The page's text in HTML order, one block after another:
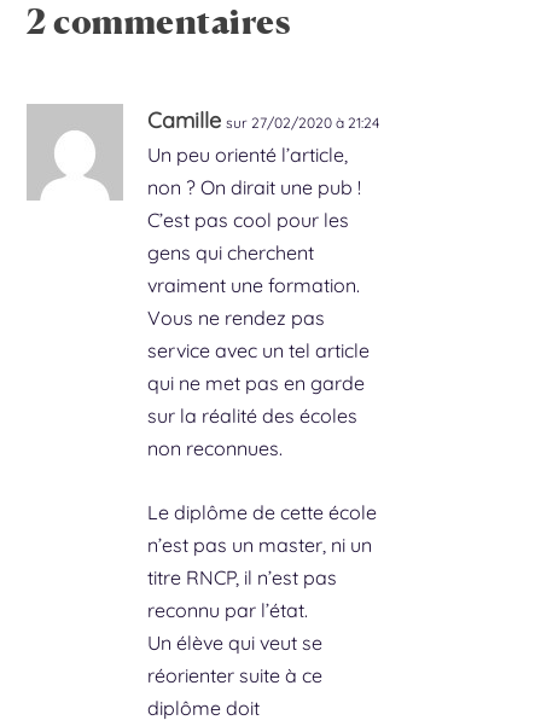
2 commentaires
Camille sur 27/02/2020 à 21:24
Un peu orienté l’article,
non ? On dirait une pub !
C’est pas cool pour les
gens qui cherchent
vraiment une formation.
Vous ne rendez pas
service avec un tel article
qui ne met pas en garde
sur la réalité des écoles
non reconnues.
Le diplôme de cette école
n’est pas un master, ni un
titre RNCP, il n’est pas
reconnu par l’état.
Un élève qui veut se
réorienter suite à ce
diplôme doit